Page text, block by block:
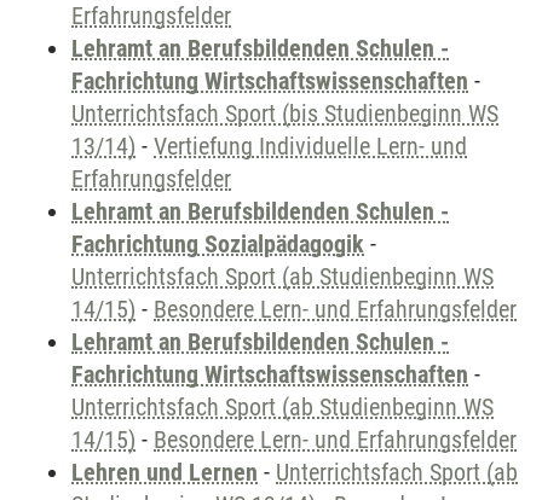
Erfahrungsfelder
Lehramt an Berufsbildenden Schulen -
Fachrichtung Wirtschaftswissenschaften -
Unterrichtsfach Sport (bis Studienbeginn WS
13/14) - Vertiefung Individuelle Lern- und
Erfahrungsfelder
Lehramt an Berufsbildenden Schulen -
Fachrichtung Sozialpädagogik -
Unterrichtsfach Sport (ab Studienbeginn WS
14/15) - Besondere Lern- und Erfahrungsfelder
Lehramt an Berufsbildenden Schulen -
Fachrichtung Wirtschaftswissenschaften -
Unterrichtsfach Sport (ab Studienbeginn WS
14/15) - Besondere Lern- und Erfahrungsfelder
Lehren und Lernen - Unterrichtsfach Sport (ab